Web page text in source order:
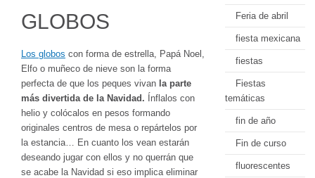
GLOBOS
Los globos con forma de estrella, Papá Noel,
Elfo o muñeco de nieve son la forma
perfecta de que los peques vivan la parte
más divertida de la Navidad. Ínflalos con
helio y colócalos en pesos formando
originales centros de mesa o repártelos por
la estancia… En cuanto los vean estarán
deseando jugar con ellos y no querrán que
se acabe la Navidad si eso implica eliminar
Feria de abril
fiesta mexicana
fiestas
Fiestas
temáticas
fin de año
Fin de curso
fluorescentes